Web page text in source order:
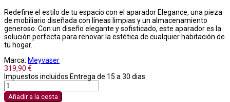
Redefine el estilo de tu espacio con el aparador Elegance, una pieza
de mobiliario diseñada con líneas limpias y un almacenamiento
generoso. Con un diseño elegante y sofisticado, este aparador es la
solución perfecta para renovar la estética de cualquier habitación de
tu hogar.
Marca: Meyvaser
319,90 €
Impuestos incluidos Entrega de 15 a 30 dias
Añadir a la cesta